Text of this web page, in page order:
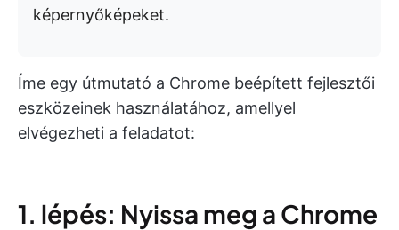
képernyőképeket.
Íme egy útmutató a Chrome beépített fejlesztői
eszközeinek használatához, amellyel
elvégezheti a feladatot:
1. lépés: Nyissa meg a Chrome